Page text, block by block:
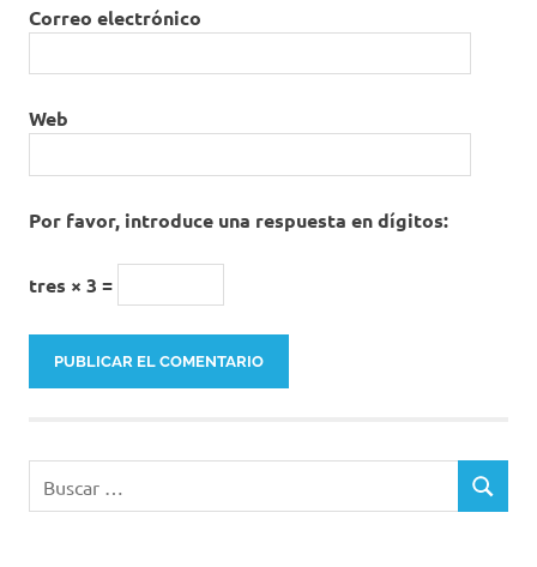
Correo electrónico
Web
Por favor, introduce una respuesta en dígitos:
tres × 3 =
BUSCAR